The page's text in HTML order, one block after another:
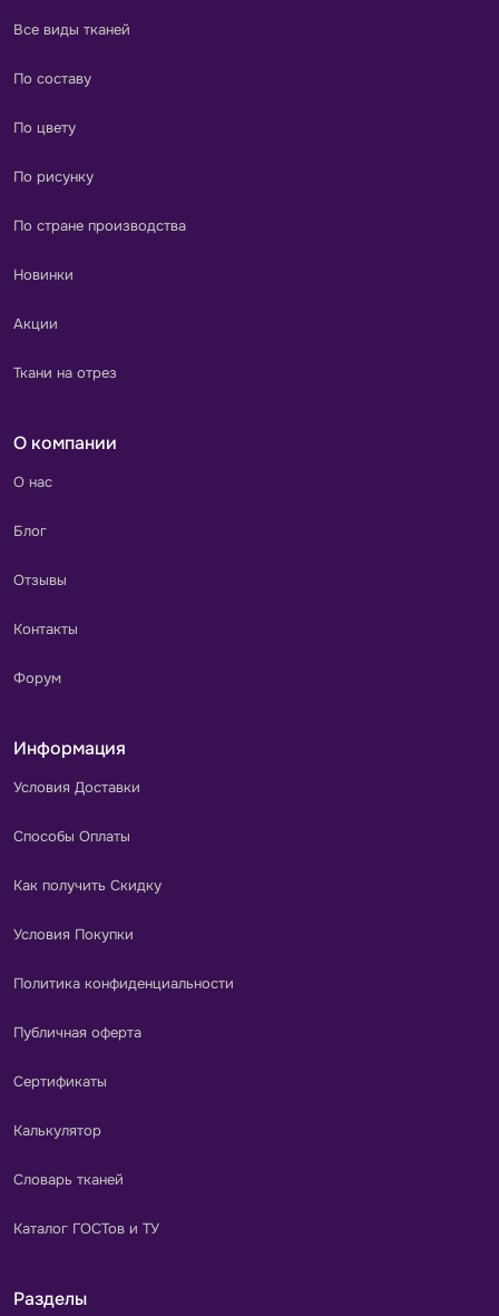
Все виды тканей
По составу
По цвету
По рисунку
По стране производства
Новинки
Акции
Ткани на отрез
О компании
О нас
Блог
Отзывы
Контакты
Форум
Информация
Условия Доставки
Способы Оплаты
Как получить Скидку
Условия Покупки
Политика конфиденциальности
Публичная оферта
Сертификаты
Калькулятор
Словарь тканей
Каталог ГОСТов и ТУ
Разделы